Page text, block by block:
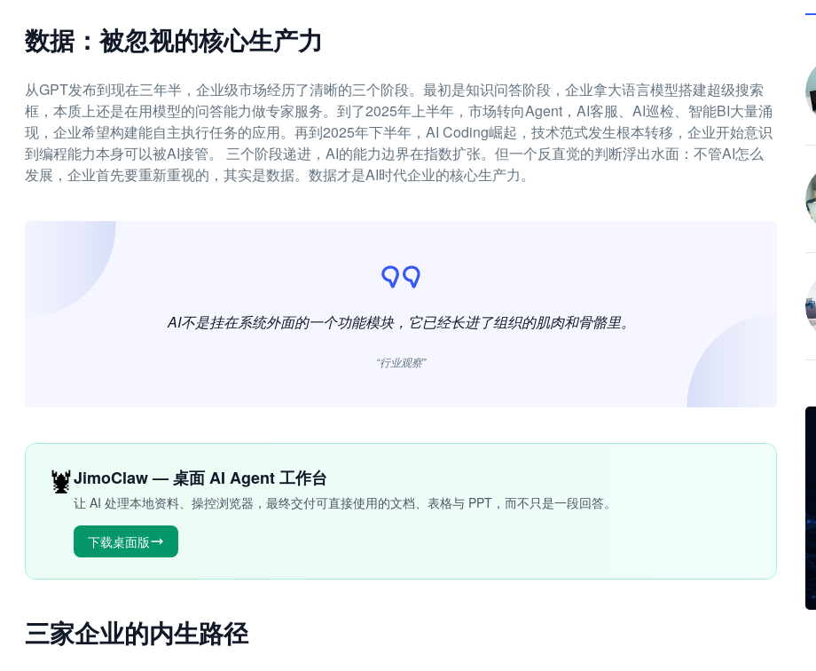
数据：被忽视的核心生产力
从GPT发布到现在三年半，企业级市场经历了清晰的三个阶段。最初是知识问答阶段，企业拿大语言模型搭建超级搜索
框，本质上还是在用模型的问答能力做专家服务。到了2025年上半年，市场转向Agent，AI客服、AI巡检、智能BI大量涌
现，企业希望构建能自主执行任务的应用。再到2025年下半年，AI Coding崛起，技术范式发生根本转移，企业开始意识
到编程能力本身可以被AI接管。 三个阶段递进，AI的能力边界在指数扩张。但一个反直觉的判断浮出水面：不管AI怎么
发展，企业首先要重新重视的，其实是数据。数据才是AI时代企业的核心生产力。
AI不是挂在系统外面的一个功能模块，它已经长进了组织的肌肉和骨骼里。
“行业观察”
🦞JimoClaw — 桌面 AI Agent 工作台
让 AI 处理本地资料、操控浏览器，最终交付可直接使用的文档、表格与 PPT，而不只是一段回答。
下载桌面版
三家企业的内生路径